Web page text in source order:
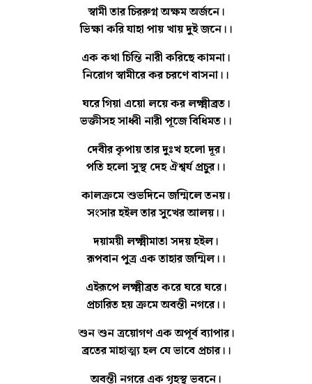
স্বামী তার চিররুগ্ন অক্ষম অর্জনে।
ভিক্ষা করি যাহা পায় খায় দুই জনে।।
এক কথা চিন্তি নারী করিছে কামনা।
নিরোগ স্বামীরে কর চরণে বাসনা।।
ঘরে গিয়া এয়ো লয়ে কর লক্ষ্মীব্রত।
ভক্তীসহ সাধ্বী নারী পূজে বিধিমত।।
দেবীর কৃপায় তার দুঃখ হলো দূর।
পতি হলো সুস্থ দেহ ঐশ্বর্য প্রচুর।।
কালক্রমে শুভদিনে জন্মিলে তনয়।
সংসার হইল তার সুখের আলয়।।
দয়াময়ী লক্ষ্মীমাতা সদয় হইল।
রূপবান পুত্র এক তাহার জন্মিল।।
এইরূপে লক্ষ্মীব্রত করে ঘরে ঘরে।
প্রচারিত হয় ক্রমে অবন্তী নগরে।।
শুন শুন ত্রয়োগণ এক অপূর্ব ব্যাপার।
ব্রতের মাহাত্ম্য হল যে ভাবে প্রচার।।
অবন্তী নগরে এক গৃহস্থ ভবনে।